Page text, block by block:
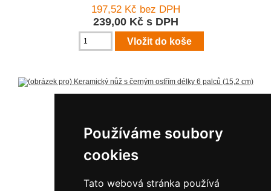
Používáme soubory
cookies
Tato webová stránka používá
197,52 Kč bez DPH
239,00 Kč s DPH